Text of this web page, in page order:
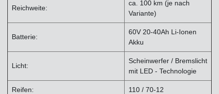
Reichweite:
ca. 100 km (je nach
Variante)
Batterie:
60V 20-40Ah Li-Ionen
Akku
Licht:
Scheinwerfer / Bremslicht
mit LED - Technologie
Reifen: 110 / 70-12